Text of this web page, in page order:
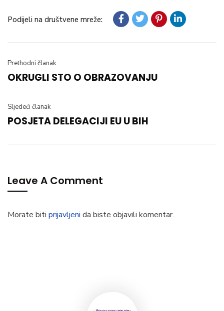
Podijeli na društvene mreže:
Prethodni članak
OKRUGLI STO O OBRAZOVANJU
Sljedeći članak
POSJETA DELEGACIJI EU U BIH
Leave A Comment
Morate biti prijavljeni da biste objavili komentar.